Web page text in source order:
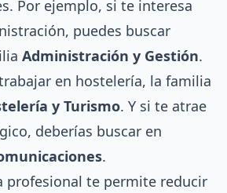
Por ejemplo, si te interesa
puedes buscar
Administración y Gestión.
en hostelería, la familia
y Turismo. Y si te atrae
deberías buscar en
.
profesional te permite reducir